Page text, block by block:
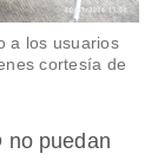
a los usuarios
cortesía de
no puedan